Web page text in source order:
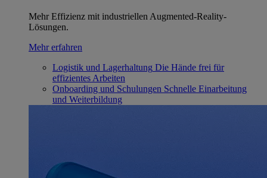
Mehr Effizienz mit industriellen Augmented-Reality-
Lösungen.
Mehr erfahren
Logistik und Lagerhaltung Die Hände frei für
effizientes Arbeiten
Onboarding und Schulungen Schnelle Einarbeitung
und Weiterbildung